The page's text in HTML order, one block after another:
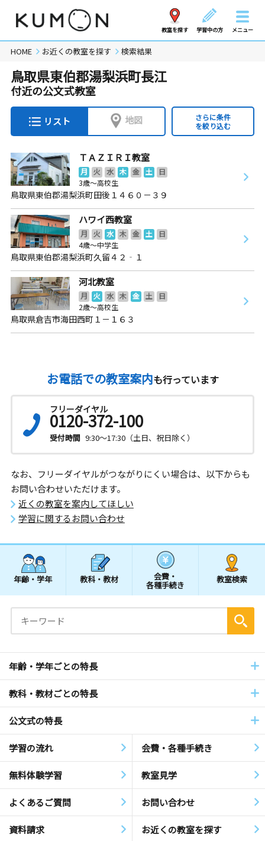
教室を探す 学習中の方 メニュー
HOME お近くの教室を探す 検索結果
鳥取県東伯郡湯梨浜町長江
付近の公文式教室
リスト 地図
さらに条件
を絞り込む
ＴＡＺＩＲＩ教室
月 火 水 木 金 土
日
3歳～高校生
鳥取県東伯郡湯梨浜町田後１４６０－３９
ハワイ西教室
月 火 水 木 金 土
日
4歳～中学生
鳥取県東伯郡湯梨浜町久留４２‐１
河北教室
月 火 水 木 金 土
日
2歳～高校生
鳥取県倉吉市海田西町１－１６３
お電話での教室案内も行っています
フリーダイヤル
0120-372-100
受付時間 9:30～17:30（土日、祝日除く）
なお、フリーダイヤルがつながりにくい場合は、以下からも
お問い合わせいただけます。
近くの教室を案内してほしい
学習に関するお問い合わせ
年齢・学年 教科・教材 会費・
各種手続き
教室検索
年齢・学年ごとの特長
教科・教材ごとの特長
公文式の特長
学習の流れ 会費・各種手続き
無料体験学習 教室見学
よくあるご質問 お問い合わせ
資料請求 お近くの教室を探す